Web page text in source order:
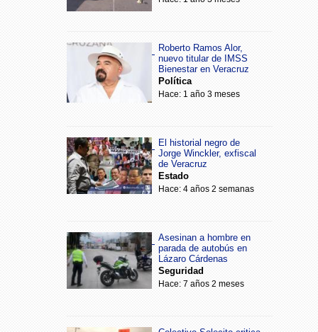
Roberto Ramos Alor,
nuevo titular de IMSS
Bienestar en Veracruz
Política
Hace: 1 año 3 meses
El historial negro de
Jorge Winckler, exfiscal
de Veracruz
Estado
Hace: 4 años 2 semanas
Asesinan a hombre en
parada de autobús en
Lázaro Cárdenas
Seguridad
Hace: 7 años 2 meses